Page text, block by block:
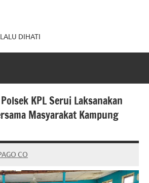
DIHATI
KPL Serui Laksanakan
Masyarakat Kampung
CO